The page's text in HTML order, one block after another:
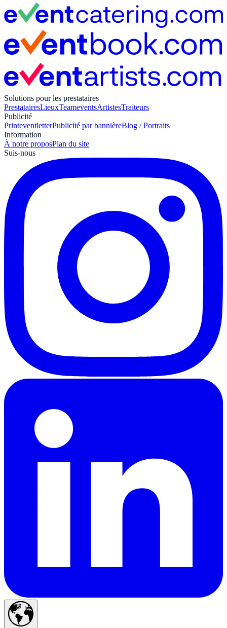
Solutions pour les prestataires
PrestatairesLieuxTeameventsArtistesTraiteurs
Publicité
PrinteventletterPublicité par bannièreBlog / Portraits
Information
À notre proposPlan du site
Suis-nous